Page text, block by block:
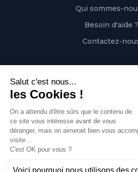
Qui sommes-
Besoin d'aide ?
Contactez-
Polaert Pièces Auto, 25 Rue
Montérolier,
Appeler
02 78 08 55 12